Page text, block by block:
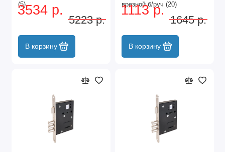
(5)
3534 р.
5223 р.
В корзину
врезной б/руч (20)
1113 р.
1645 р.
В корзину